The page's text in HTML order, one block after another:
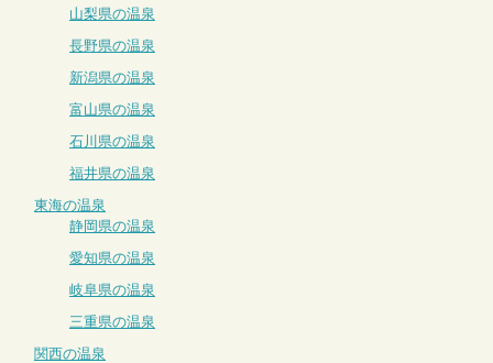
山梨県の温泉
長野県の温泉
新潟県の温泉
富山県の温泉
石川県の温泉
福井県の温泉
東海の温泉
静岡県の温泉
愛知県の温泉
岐阜県の温泉
三重県の温泉
関西の温泉